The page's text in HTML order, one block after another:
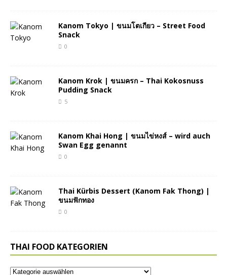
Kanom Tokyo | ขนมโตเกียว – Street Food
Snack
0
Kanom Krok | ขนมครก – Thai Kokosnuss
Pudding Snack
5
Kanom Khai Hong | ขนมไข่หงส์ – wird auch
Swan Egg genannt
0
Thai Kürbis Dessert (Kanom Fak Thong) |
ขนมฟักทอง
0
THAI FOOD KATEGORIEN